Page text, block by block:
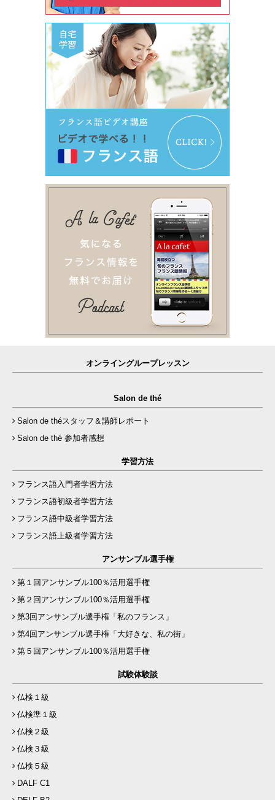
オンライングループレッスン
Salon de thé
Salon de théスタッフ＆講師レポート
Salon de thé 参加者感想
学習方法
フランス語入門者学習方法
フランス語初級者学習方法
フランス語中級者学習方法
フランス語上級者学習方法
アンサンブル選手権
第１回アンサンブル100％活用選手権
第２回アンサンブル100％活用選手権
第3回アンサンブル選手権「私のフランス」
第4回アンサンブル選手権「大好きな、私の街」
第５回アンサンブル100％活用選手権
試験体験談
仏検１級
仏検準１級
仏検２級
仏検３級
仏検５級
DALF C1